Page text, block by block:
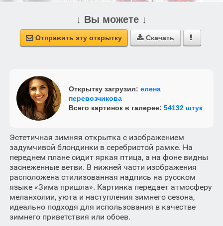
↓ Вы можете ↓
 Отправить эту открытку  Скачать 
Открытку загрузил: елена
перевозчикова
Всего картинок в галерее: 54132 штук
Эстетичная зимняя открытка с изображением
задумчивой блондинки в серебристой рамке. На
переднем плане сидит яркая птица, а на фоне видны
заснеженные ветви. В нижней части изображения
расположена стилизованная надпись на русском
языке «Зима пришла». Картинка передает атмосферу
меланхолии, уюта и наступления зимнего сезона,
идеально подходя для использования в качестве
зимнего приветствия или обоев.